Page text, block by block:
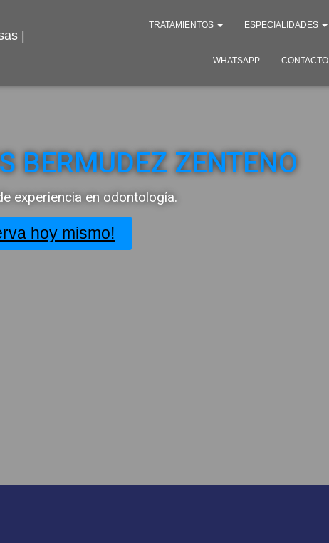
TRATAMIENTOS ESPECIALIDADES
WHATSAPP CONTACTO
BERMUDEZ ZENTENO
experiencia en odontología.
hoy mismo!